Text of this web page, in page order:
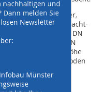
sich Auftraggeber,
für eine Schacht-
Betonschacht DN
PP-Schacht DN
besaß eine Höhe
einen Schachtboden
mit einem GFK-
nachhaltigen und
melden Sie
Newsletter
Münster